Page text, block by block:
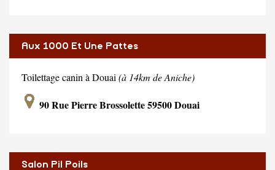
Aux 1000 Et Une Pattes
Toilettage canin à Douai (à 14km de Aniche)
90 Rue Pierre Brossolette 59500 Douai
Salon Pil Poils